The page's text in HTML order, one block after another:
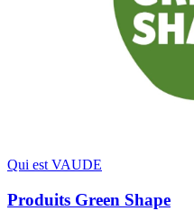
Qui est VAUDE
Produits Green Shape